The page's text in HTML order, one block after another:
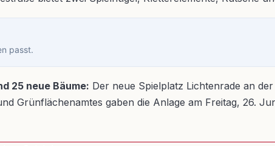
passt.
25 neue Bäume: Der neue Spielplatz Lichtenrade an
Grünflächenamtes gaben die Anlage am Freitag, 26.